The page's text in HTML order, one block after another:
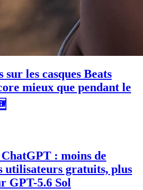
les casques Beats
mieux que pendant le
: moins de
utilisateurs gratuits, plus
GPT-5.6 Sol